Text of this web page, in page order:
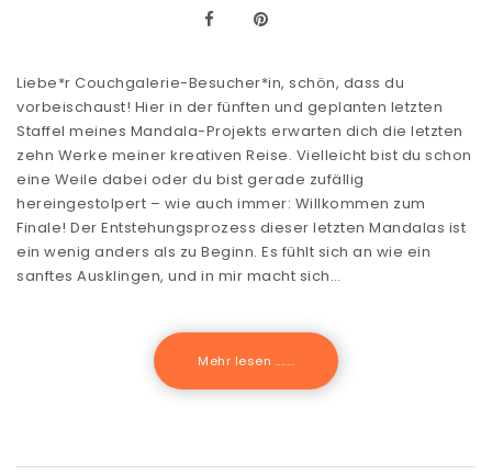
Liebe*r Couchgalerie-Besucher*in, schön, dass du
vorbeischaust! Hier in der fünften und geplanten letzten
Staffel meines Mandala-Projekts erwarten dich die letzten
zehn Werke meiner kreativen Reise. Vielleicht bist du schon
eine Weile dabei oder du bist gerade zufällig
hereingestolpert – wie auch immer: Willkommen zum
Finale! Der Entstehungsprozess dieser letzten Mandalas ist
ein wenig anders als zu Beginn. Es fühlt sich an wie ein
sanftes Ausklingen, und in mir macht sich…
Mehr lesen .......